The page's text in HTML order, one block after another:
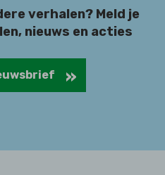
verhalen? Meld je
nieuws en acties